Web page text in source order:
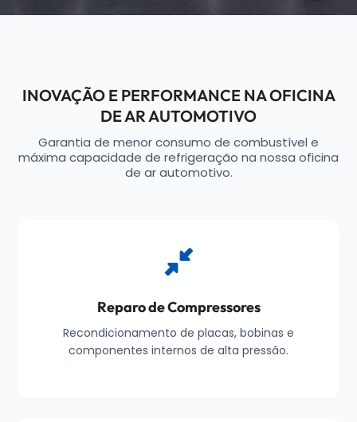
INOVAÇÃO E PERFORMANCE NA OFICINA
DE AR AUTOMOTIVO
Garantia de menor consumo de combustível e
máxima capacidade de refrigeração na nossa oficina
de ar automotivo.
Reparo de Compressores
Recondicionamento de placas, bobinas e
componentes internos de alta pressão.